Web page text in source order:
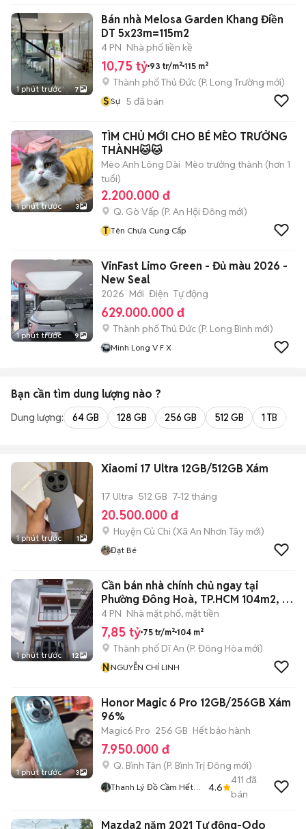
1 phút trước 7
Bán nhà Melosa Garden Khang Điền
DT 5x23m=115m2
4 PN Nhà phố liền kề
10,75 tỷ 93 tr/m² 115 m²
Thành phố Thủ Đức (P. Long Trường mới)
S Sự 5 đã bán
1 phút trước 3
TÌM CHỦ MỚI CHO BÉ MÈO TRƯỞNG
THÀNH🐱🐱
Mèo Anh Lông Dài Mèo trưởng thành (hơn 1
tuổi)
2.200.000 đ
Q. Gò Vấp (P. An Hội Đông mới)
T Tên Chưa Cung Cấp
1 phút trước 9
VinFast Limo Green - Đủ màu 2026 -
New Seal
2026 Mới Điện Tự động
629.000.000 đ
Thành phố Thủ Đức (P. Long Bình mới)
Minh Long V F X
Bạn cần tìm dung lượng nào ?
Dung lượng: 64 GB 128 GB 256 GB 512 GB 1 TB
1 phút trước 1
Xiaomi 17 Ultra 12GB/512GB Xám
17 Ultra 512 GB 7-12 tháng
20.500.000 đ
Huyện Củ Chi (Xã An Nhơn Tây mới)
Đạt Bé
1 phút trước 12
Cần bán nhà chính chủ ngay tại
Phường Đông Hoà, TP.HCM 104m2, 7
tỷ 850
4 PN Nhà mặt phố, mặt tiền
7,85 tỷ 75 tr/m² 104 m²
Thành phố Dĩ An (P. Đông Hòa mới)
NNGUYỄN CHÍ LINH
1 phút trước 3
Honor Magic 6 Pro 12GB/256GB Xám
96%
Magic6 Pro 256 GB Hết bảo hành
7.950.000 đ
Q. Bình Tân (P. Bình Trị Đông mới)
Thanh Lý Đồ Cầm Hết
4.6
411 đã
bán
Mazda2 năm 2021 Tự động-Odo